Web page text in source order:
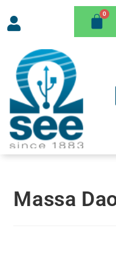
Massa